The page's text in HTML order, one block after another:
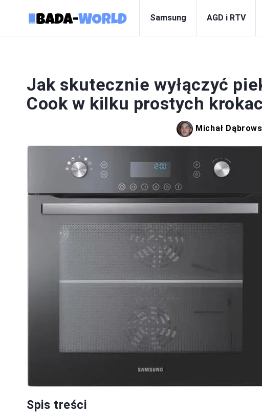
Samsung AGD i RTV
Jak skutecznie wyłączyć
Cook w kilku prostych
Michał
Spis treści